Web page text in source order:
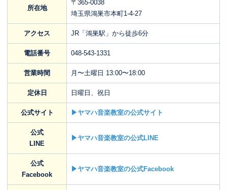
所在地
〒365-0038
埼玉県鴻巣市本町1-4-27
アクセス JR「鴻巣駅」から徒歩6分
電話番号 048-543-1331
営業時間 月〜土曜日 13:00〜18:00
定休日 日曜日、祝日
公式サイト ▶ヤマハ音楽教室の公式サイト
公式
LINE
▶ヤマハ音楽教室の公式LINE
公式
Facebook
▶ヤマハ音楽教室の公式Facebook